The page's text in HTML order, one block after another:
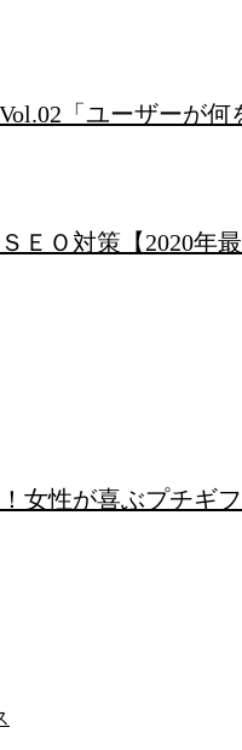
「ユーザーが
ＥＯ対策【2020年最
女性が喜ぶプチギフ